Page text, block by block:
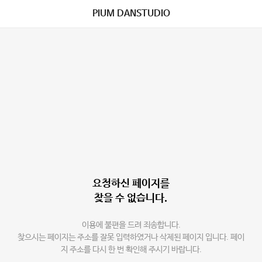
PIUM DANSTUDIO
요청하신 페이지를
찾을 수 없습니다.
이용에 불편을 드려 죄송합니다.
찾으시는 페이지는 주소를 잘못 입력하였거나 삭제된 페이지 입니다. 페이
지 주소를 다시 한 번 확인해 주시기 바랍니다.